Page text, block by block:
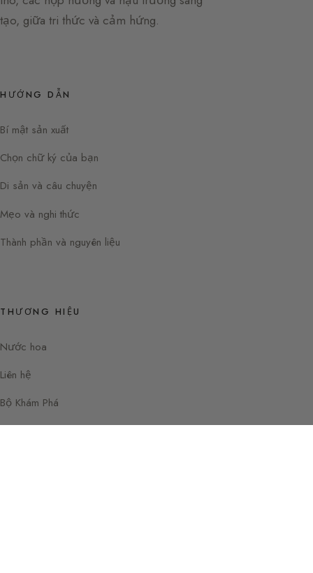
tạo, giữa tri thức và cảm hứng.
HƯỚNG DẪN
Bí mật sản xuất
Chọn chữ ký của bạn
Di sản và câu chuyện
Mẹo và nghi thức
Thành phần và nguyên liệu
THƯƠNG HIỆU
Nước hoa
Liên hệ
Bộ Khám Phá